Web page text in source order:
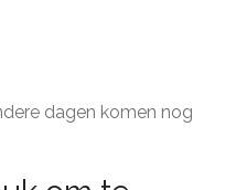
dagen komen nog